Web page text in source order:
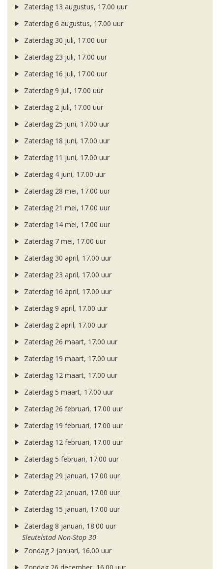
Zaterdag 13 augustus, 17.00 uur
Zaterdag 6 augustus, 17.00 uur
Zaterdag 30 juli, 17.00 uur
Zaterdag 23 juli, 17.00 uur
Zaterdag 16 juli, 17.00 uur
Zaterdag 9 juli, 17.00 uur
Zaterdag 2 juli, 17.00 uur
Zaterdag 25 juni, 17.00 uur
Zaterdag 18 juni, 17.00 uur
Zaterdag 11 juni, 17.00 uur
Zaterdag 4 juni, 17.00 uur
Zaterdag 28 mei, 17.00 uur
Zaterdag 21 mei, 17.00 uur
Zaterdag 14 mei, 17.00 uur
Zaterdag 7 mei, 17.00 uur
Zaterdag 30 april, 17.00 uur
Zaterdag 23 april, 17.00 uur
Zaterdag 16 april, 17.00 uur
Zaterdag 9 april, 17.00 uur
Zaterdag 2 april, 17.00 uur
Zaterdag 26 maart, 17.00 uur
Zaterdag 19 maart, 17.00 uur
Zaterdag 12 maart, 17.00 uur
Zaterdag 5 maart, 17.00 uur
Zaterdag 26 februari, 17.00 uur
Zaterdag 19 februari, 17.00 uur
Zaterdag 12 februari, 17.00 uur
Zaterdag 5 februari, 17.00 uur
Zaterdag 29 januari, 17.00 uur
Zaterdag 22 januari, 17.00 uur
Zaterdag 15 januari, 17.00 uur
Zaterdag 8 januari, 18.00 uur
Sleutelstad Non-Stop 30
Zondag 2 januari, 16.00 uur